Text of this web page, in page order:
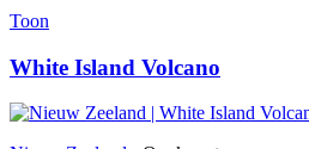
Toon
White Island Volcano